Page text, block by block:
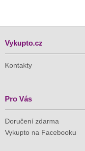
Vykupto.cz
Kontakty
Pro Vás
Doručení zdarma
Vykupto na Facebooku